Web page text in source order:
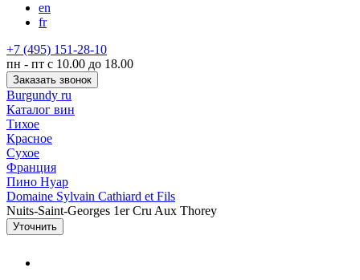
en
fr
+7 (495) 151-28-10
пн - пт с 10.00 до 18.00
Заказать звонок
Burgundy ru
Каталог вин
Тихое
Красное
Сухое
Франция
Пино Нуар
Domaine Sylvain Cathiard et Fils
Nuits-Saint-Georges 1er Cru Aux Thorey
Уточнить